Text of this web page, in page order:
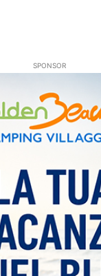
SPONSOR